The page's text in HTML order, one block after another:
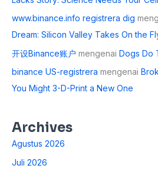
www.binance.info registrera dig
Dream: Silicon Valley Takes On the
开设Binance账户 mengenai Dogs Do
binance US-registrera mengenai
You Might 3-D-Print a New One
Archives
Agustus 2026
Juli 2026